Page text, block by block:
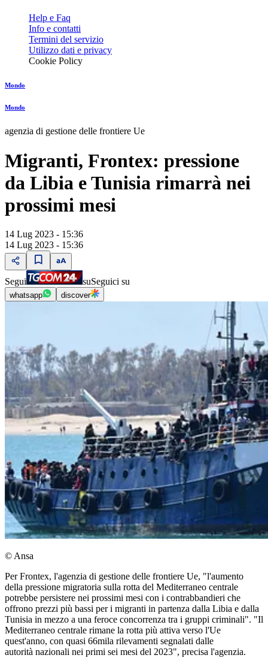
Help e Faq
Info e contatti
Termini del servizio
Utilizzo dati e privacy
Cookie Policy
Mondo
Mondo
agenzia di gestione delle frontiere Ue
Migranti, Frontex: pressione
da Libia e Tunisia rimarrà nei
prossimi mesi
14 Lug 2023 - 15:36
14 Lug 2023 - 15:36
Segui suSeguici su
whatsapp discover
© Ansa
Per Frontex, l'agenzia di gestione delle frontiere Ue, "l'aumento
della pressione migratoria sulla rotta del Mediterraneo centrale
potrebbe persistere nei prossimi mesi con i contrabbandieri che
offrono prezzi più bassi per i migranti in partenza dalla Libia e dalla
Tunisia in mezzo a una feroce concorrenza tra i gruppi criminali". "Il
Mediterraneo centrale rimane la rotta più attiva verso l'Ue
quest'anno, con quasi 66mila rilevamenti segnalati dalle
autorità nazionali nei primi sei mesi del 2023", precisa l'agenzia.